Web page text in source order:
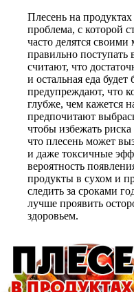
Плесень на
проблема, с которой
часто делятся
правильно поступать
считают, что
и остальная еда
предупреждают, что
глубже, чем кажется
предпочитают
чтобы избежать
что плесень может
и даже токсичные
вероятность
продукты в сухом и
следить за сроками
лучше проявить
здоровьем.